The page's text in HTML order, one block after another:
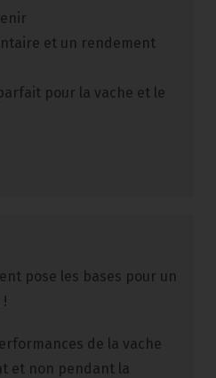
et un rendement
pour la vache et le
pose les bases pour un
de la vache
et non pendant la